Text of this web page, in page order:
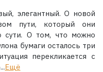
элегантный. О новой
пути, который они
сути. О том, что можно
бумаги осталось три
перекликается с
Ещё